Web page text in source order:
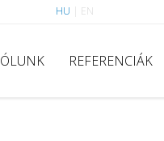
HU EN
REFERENCIÁK